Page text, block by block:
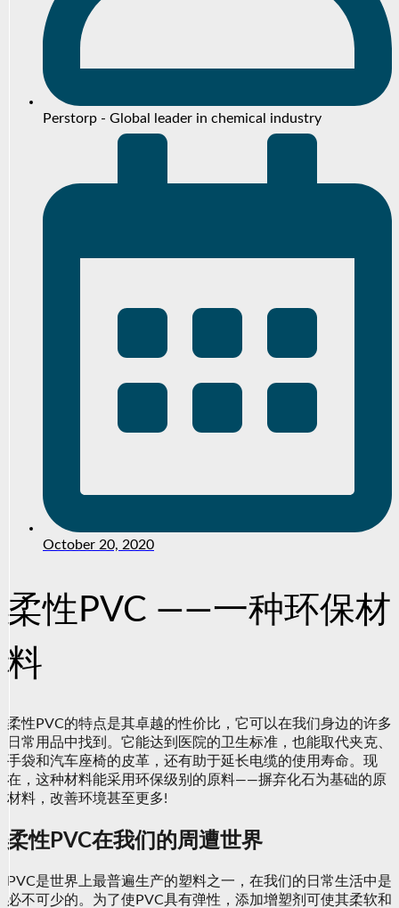
Perstorp - Global leader in chemical industry
October 20, 2020
柔性PVC ——一种环保材
料
柔性PVC的特点是其卓越的性价比，它可以在我们身边的许多
日常用品中找到。它能达到医院的卫生标准，也能取代夹克、
手袋和汽车座椅的皮革，还有助于延长电缆的使用寿命。现
在，这种材料能采用环保级别的原料——摒弃化石为基础的原
材料，改善环境甚至更多!
柔性PVC在我们的周遭世界
PVC是世界上最普遍生产的塑料之一，在我们的日常生活中是
必不可少的。为了使PVC具有弹性，添加增塑剂可使其柔软和